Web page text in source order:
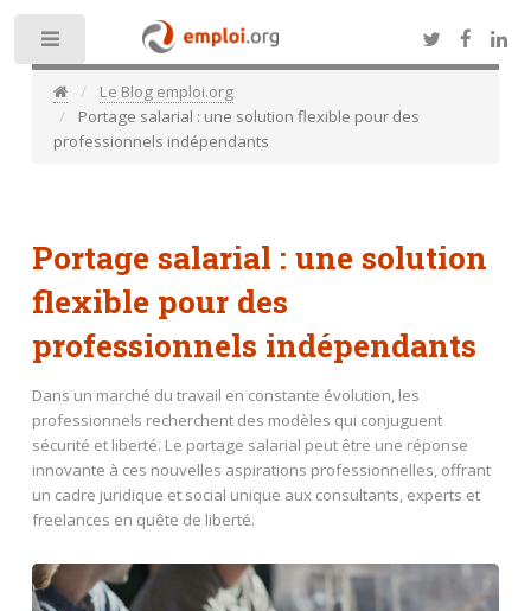
Le Blog emploi.org
Portage salarial : une solution flexible pour des
professionnels indépendants
Portage salarial : une solution
flexible pour des
professionnels indépendants
Dans un marché du travail en constante évolution, les
professionnels recherchent des modèles qui conjuguent
sécurité et liberté. Le portage salarial peut être une réponse
innovante à ces nouvelles aspirations professionnelles, offrant
un cadre juridique et social unique aux consultants, experts et
freelances en quête de liberté.
Toggle